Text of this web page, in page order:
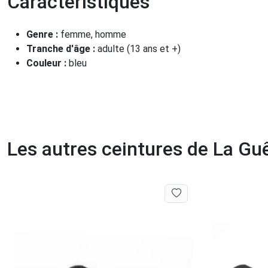
Genre : femme, homme
Tranche d'âge : adulte (13 ans et +)
Couleur : bleu
Les autres ceintures de La